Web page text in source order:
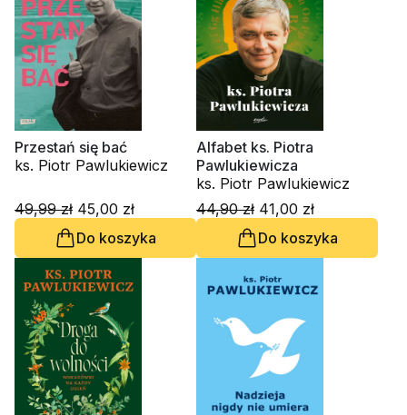
Przestań się bać
ks. Piotr Pawlukiewicz
49,99 zł 45,00 zł
Do koszyka
Alfabet ks. Piotra
Pawlukiewicza
ks. Piotr Pawlukiewicz
44,90 zł 41,00 zł
Do koszyka